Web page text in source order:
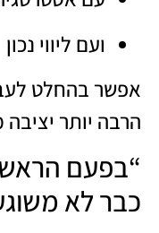
ועם ליווי נכון
אפשר בהחלט
הרבה יותר
“בפעם
כבר לא